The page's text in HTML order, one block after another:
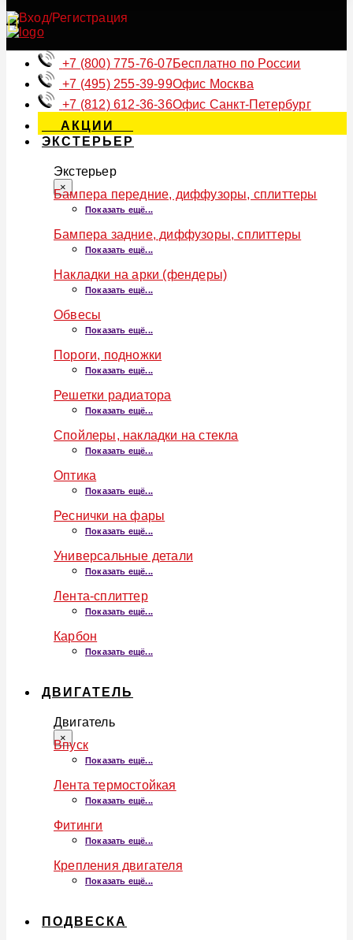
+7 (800) 775-76-07Бесплатно по России
+7 (495) 255-39-99Офис Москва
+7 (812) 612-36-36Офис Санкт-Петербург
АКЦИИ
ЭКСТЕРЬЕР
Экстерьер
×
Бампера передние, диффузоры, сплиттеры
Показать ещё...
Бампера задние, диффузоры, сплиттеры
Показать ещё...
Накладки на арки (фендеры)
Показать ещё...
Обвесы
Показать ещё...
Пороги, подножки
Показать ещё...
Решетки радиатора
Показать ещё...
Спойлеры, накладки на стекла
Показать ещё...
Оптика
Показать ещё...
Реснички на фары
Показать ещё...
Универсальные детали
Показать ещё...
Лента-сплиттер
Показать ещё...
Карбон
Показать ещё...
ДВИГАТЕЛЬ
Двигатель
×
Впуск
Показать ещё...
Лента термостойкая
Показать ещё...
Фитинги
Показать ещё...
Крепления двигателя
Показать ещё...
ПОДВЕСКА